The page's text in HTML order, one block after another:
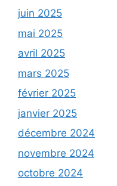
juin 2025
mai 2025
avril 2025
mars 2025
février 2025
janvier 2025
décembre 2024
novembre 2024
octobre 2024